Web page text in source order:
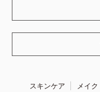
スキンケア メイク